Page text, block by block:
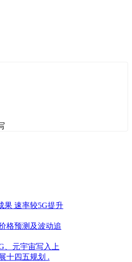
果 速率较5G提升
格预测及波动追
、元宇宙写入上
十四五规划 .